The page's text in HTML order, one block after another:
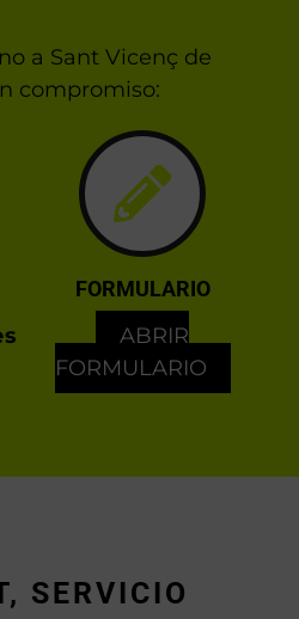
a Sant Vicenç de
compromiso:
FORMULARIO
ABRIR
FORMULARIO
SERVICIO